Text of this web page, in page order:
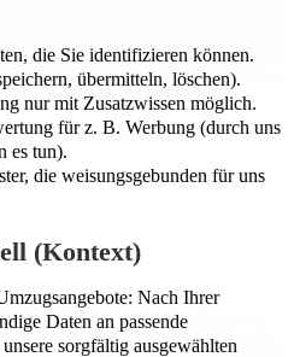
die Sie identifizieren können.
übermitteln, löschen).
nur mit Zusatzwissen möglich.
für z. B. Werbung (durch uns
es tun).
die weisungsgebunden für uns
(Kontext)
Nach Ihrer
Daten an passende
sorgfältig ausgewählten